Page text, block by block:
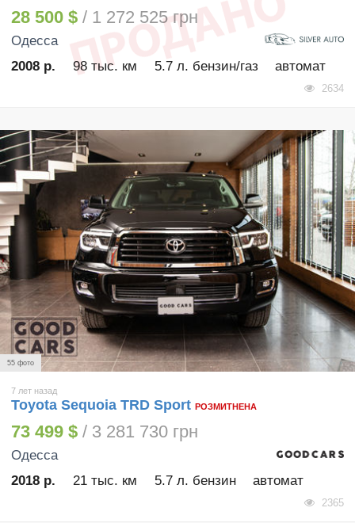
28 500 $ / 1 272 525 грн
Одесса
2008 р.
98 тыс. км 5.7 л. бензин/газ автомат
2634
55 фото
7 лет назад
Toyota Sequoia TRD Sport РОЗМИТНЕНА
73 499 $ / 3 281 730 грн
Одесса
2018 р.
21 тыс. км 5.7 л. бензин автомат
2365